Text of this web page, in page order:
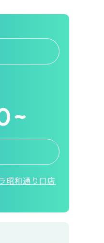
昭和通り口店